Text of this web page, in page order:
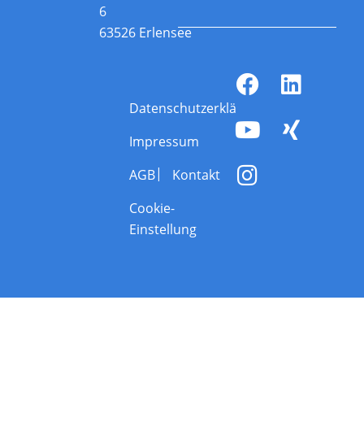
6
63526 Erlensee
Datenschutzerklärung
Impressum
AGB
Kontakt
Cookie-
Einstellung